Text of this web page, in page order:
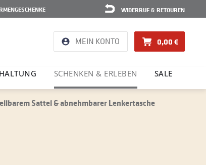
WIDERRUF & RETOUREN
MEIN KONTO 0,00 €
SCHENKEN & ERLEBEN SALE
Sattel & abnehmbarer Lenkertasche